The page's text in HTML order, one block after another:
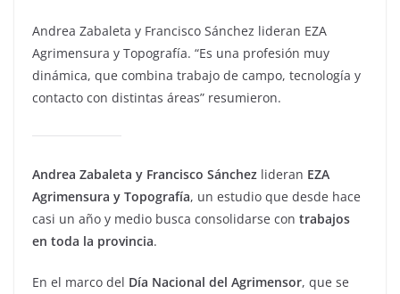
Andrea Zabaleta y Francisco Sánchez lideran EZA
Agrimensura y Topografía. “Es una profesión muy
dinámica, que combina trabajo de campo, tecnología y
contacto con distintas áreas” resumieron.
Andrea Zabaleta y Francisco Sánchez lideran EZA
Agrimensura y Topografía, un estudio que desde hace
casi un año y medio busca consolidarse con trabajos
en toda la provincia.
En el marco del Día Nacional del Agrimensor, que se